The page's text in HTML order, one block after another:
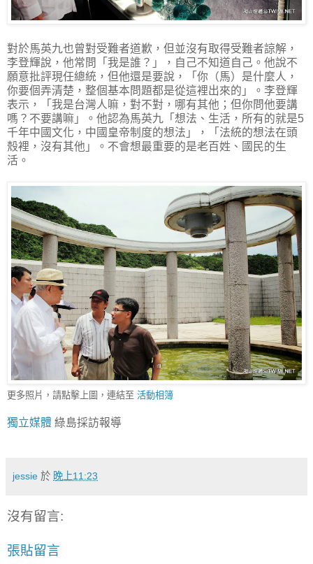
對於馬英九也曾對受難者道歉，但並沒有取得受難者諒解，
李登輝說，他常問「我是誰？」，自己不知道自己。他說不
願意批評現任總統，但他還是要說，「你（馬）是什麼人，
你要個弄清楚，整個基本問題都是從這裡出來的」。李登輝
表示，「我是台灣人嘛，對不對，哪有其他；但你問他要講
嗎？不要講嘛」。他認為馬英九「想法、生活，所有的就是5
千年中國文化，中國皇帝制度的想法」，「法統的想法在頭
殼裡，沒有其他」。不會想最重要的是老百姓、國民的生
活。
更多照片，請點擊上圖，連結至 活動相簿
獨立媒體 綠島採訪報導
jessie 於 晚上11:23
沒有留言:
張貼留言